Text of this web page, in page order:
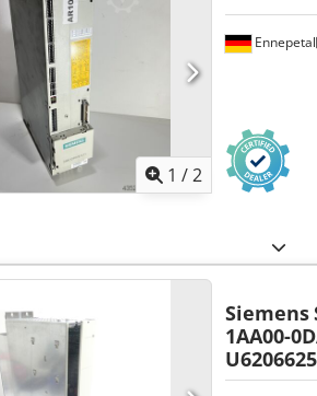
1 /2
Ennepetal
Siemens
1AA00-